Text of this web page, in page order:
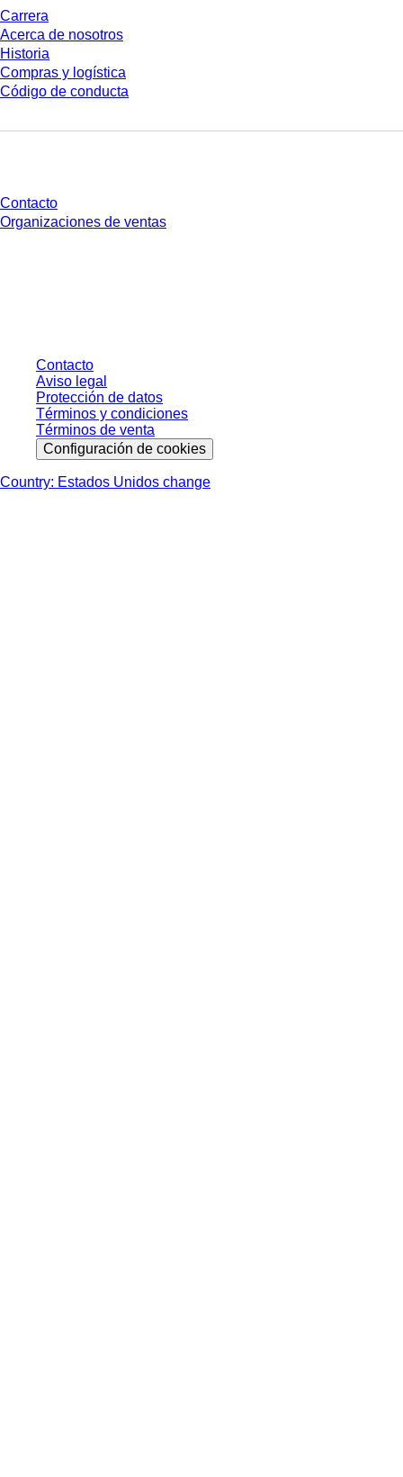
Carrera
Acerca de nosotros
Historia
Compras y logística
Código de conducta
Contacto
Organizaciones de ventas
Contacto
Aviso legal
Protección de datos
Términos y condiciones
Términos de venta
Configuración de cookies
Country: Estados Unidos change